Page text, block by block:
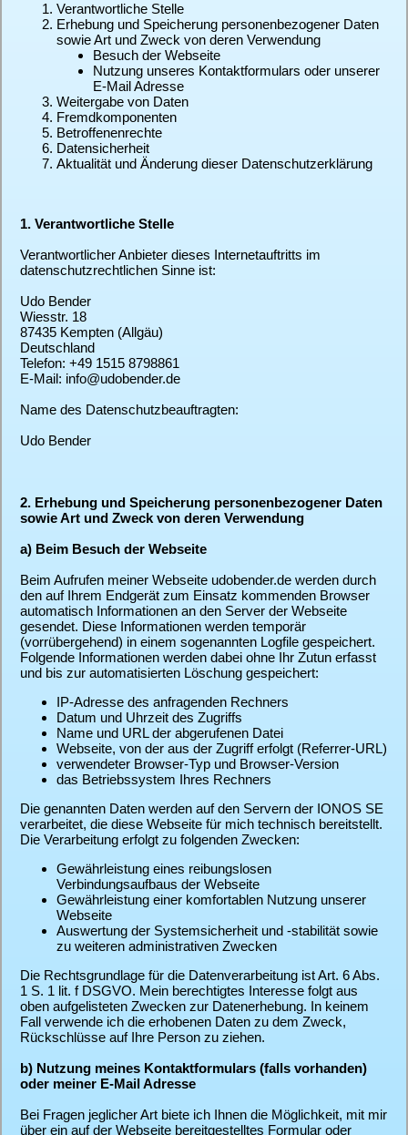
Verantwortliche Stelle
Erhebung und Speicherung personenbezogener Daten
sowie Art und Zweck von deren Verwendung
Besuch der Webseite
Nutzung unseres Kontaktformulars oder unserer
E-Mail Adresse
Weitergabe von Daten
Fremdkomponenten
Betroffenenrechte
Datensicherheit
Aktualität und Änderung dieser Datenschutzerklärung
1. Verantwortliche Stelle
Verantwortlicher Anbieter dieses Internetauftritts im
datenschutzrechtlichen Sinne ist:
Udo Bender
Wiesstr. 18
87435 Kempten (Allgäu)
Deutschland
Telefon: +49 1515 8798861
E-Mail: info@udobender.de
Name des Datenschutzbeauftragten:
Udo Bender
2. Erhebung und Speicherung personenbezogener Daten
sowie Art und Zweck von deren Verwendung
a) Beim Besuch der Webseite
Beim Aufrufen meiner Webseite udobender.de werden durch
den auf Ihrem Endgerät zum Einsatz kommenden Browser
automatisch Informationen an den Server der Webseite
gesendet. Diese Informationen werden temporär
(vorrübergehend) in einem sogenannten Logfile gespeichert.
Folgende Informationen werden dabei ohne Ihr Zutun erfasst
und bis zur automatisierten Löschung gespeichert:
IP-Adresse des anfragenden Rechners
Datum und Uhrzeit des Zugriffs
Name und URL der abgerufenen Datei
Webseite, von der aus der Zugriff erfolgt (Referrer-URL)
verwendeter Browser-Typ und Browser-Version
das Betriebssystem Ihres Rechners
Die genannten Daten werden auf den Servern der IONOS SE
verarbeitet, die diese Webseite für mich technisch bereitstellt.
Die Verarbeitung erfolgt zu folgenden Zwecken:
Gewährleistung eines reibungslosen
Verbindungsaufbaus der Webseite
Gewährleistung einer komfortablen Nutzung unserer
Webseite
Auswertung der Systemsicherheit und -stabilität sowie
zu weiteren administrativen Zwecken
Die Rechtsgrundlage für die Datenverarbeitung ist Art. 6 Abs.
1 S. 1 lit. f DSGVO. Mein berechtigtes Interesse folgt aus
oben aufgelisteten Zwecken zur Datenerhebung. In keinem
Fall verwende ich die erhobenen Daten zu dem Zweck,
Rückschlüsse auf Ihre Person zu ziehen.
b) Nutzung meines Kontaktformulars (falls vorhanden)
oder meiner E-Mail Adresse
Bei Fragen jeglicher Art biete ich Ihnen die Möglichkeit, mit mir
über ein auf der Webseite bereitgestelltes Formular oder